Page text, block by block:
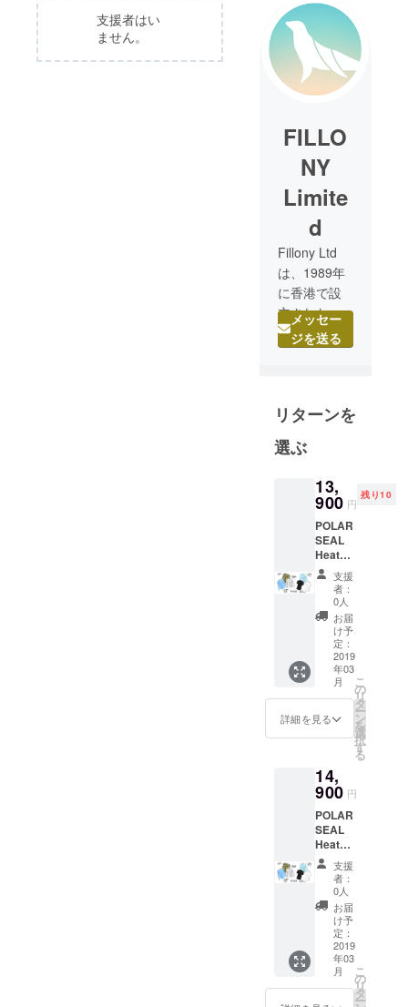
支援者はい
ません。
FILLO
NY
Limite
d
Fillony Ltd
は、1989年
に香港で設
立されたフ
ランス企業
で、世界の
クトロニク
届けしま
メッセー
ジを送る
リターンを
選ぶ
13,
900 円
残り10
POLAR
SEAL
Heated
Tops（
半袖）
1着※送
料無料
支援
者：
0人
お届
け予
定：
2019
年03
月
詳細を見る
こ
の
リ
タ
ー
ン
を
選
択
す
る
14,
900 円
POLAR
SEAL
Heated
Tops（
半袖）
1着※送
料無料
支援
者：
0人
お届
け予
定：
2019
年03
月
こ
の
リ
タ
ー